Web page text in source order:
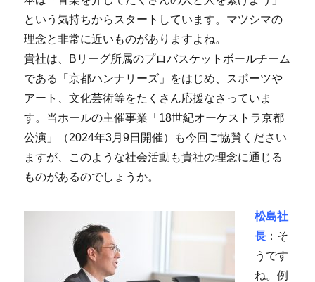
という気持ちからスタートしています。マツシマの
理念と非常に近いものがありますよね。
貴社は、Bリーグ所属のプロバスケットボールチーム
である「京都ハンナリーズ」をはじめ、スポーツや
アート、文化芸術等をたくさん応援なさっていま
す。当ホールの主催事業「18世紀オーケストラ京都
公演」（2024年3月9日開催）も今回ご協賛ください
ますが、このような社会活動も貴社の理念に通じる
ものがあるのでしょうか。
松島社
長 ：そ
うです
ね。例